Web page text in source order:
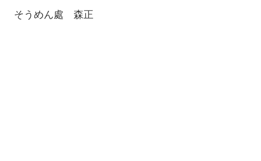
そうめん處 森正